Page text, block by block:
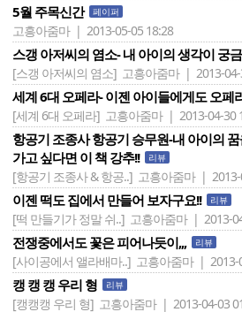
5월 주목신간 페이퍼
고흥아줌마 | 2013-05-05 18:28
스갱 아저씨의 염소- 내 아이의 생각이 궁
[스갱 아저씨의 염소] 고흥아줌마 | 2013-04-
세계 6대 오페라- 이젠 아이들에게도 오페
[세계 6대 오페라] 고흥아줌마 | 2013-04-30
항공기 조종사 항공기 승무원-내 아이의
가고 싶다면 이 책 강추!!
리뷰
[항공기 조종사 & 항공..] 고흥아줌마 | 2013-
이젠 떡도 집에서 만들어 보자구요!! 리뷰
[떡 만들기가 정말 쉬..] 고흥아줌마 | 2013-
전쟁중에서도 꽃은 피어나듯이,,, 리뷰
[사이공에서 앨라배마..] 고흥아줌마 | 2013-
캥 캥 캥 우리 형 리뷰
[캥캥캥 우리 형] 고흥아줌마 | 2013-04-03